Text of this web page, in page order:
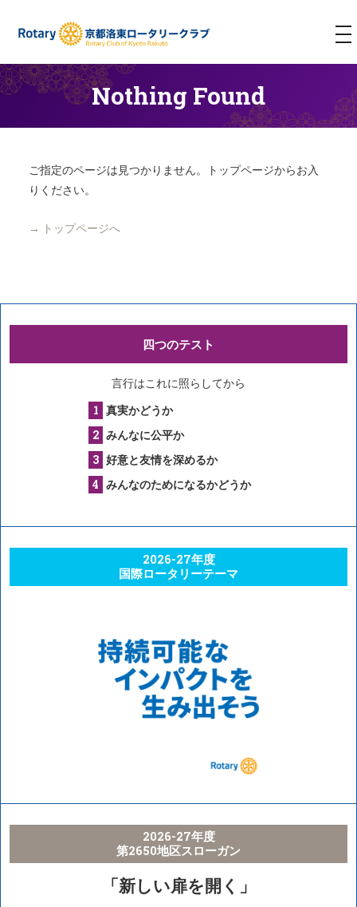
Nothing Found
ご指定のページは見つかりません。トップページからお入
りください。
→ トップページへ
四つのテスト
言行はこれに照らしてから
真実かどうか
みんなに公平か
好意と友情を深めるか
みんなのためになるかどうか
2026-27年度
国際ロータリーテーマ
2026-27年度
第2650地区スローガン
「新しい扉を開く」